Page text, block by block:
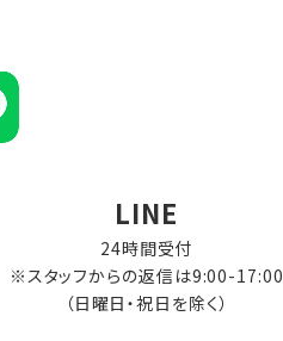
LINE
24時間受付
※スタッフからの返信は9:00-17:00
（日曜日・祝日を除く）